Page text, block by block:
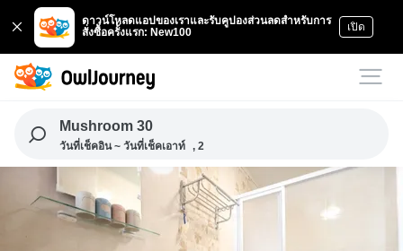
ดาวน์โหลดแอปของเราและรับคูปองส่วนลดสำหรับการ
สั่งซื้อครั้งแรก: New100
เปิด
Mushroom 30
วันที่เช็คอิน ~ วันที่เช็คเอาท์ , 2